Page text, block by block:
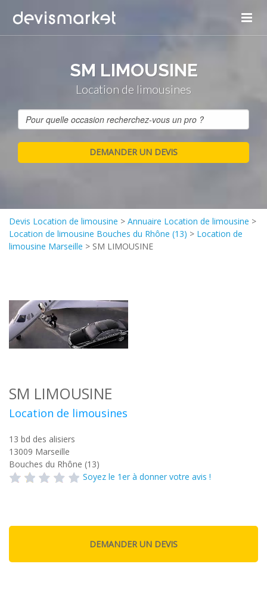
SM LIMOUSINE
Location de limousines
Devis Location de limousine > Annuaire Location de limousine >
Location de limousine Bouches du Rhône (13) > Location de
limousine Marseille > SM LIMOUSINE
SM LIMOUSINE
Location de limousines
13 bd des alisiers
13009 Marseille
Bouches du Rhône (13)
Soyez le 1er à donner votre avis !